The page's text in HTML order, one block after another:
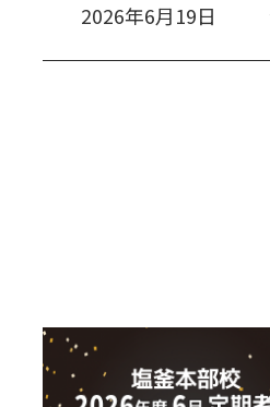
2026年6月19日